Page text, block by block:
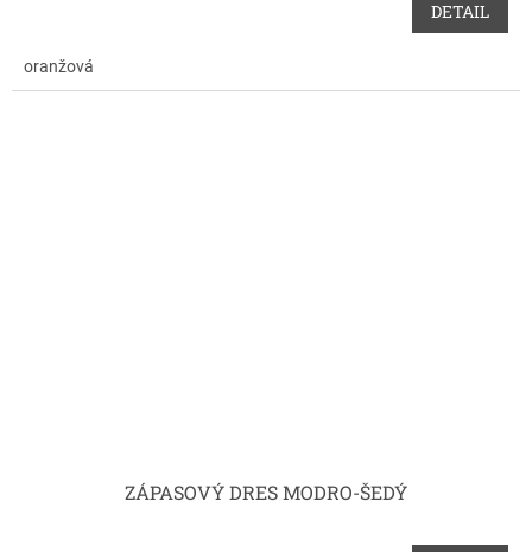
DETAIL
oranžová
ZÁPASOVÝ DRES MODRO-ŠEDÝ